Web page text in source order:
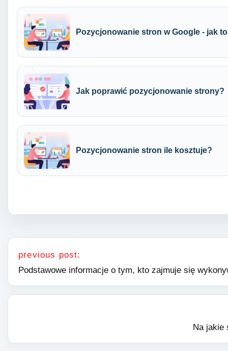
Pozycjonowanie stron w Google - jak
Jak poprawić pozycjonowanie strony?
Pozycjonowanie stron ile kosztuje?
Nawigacja wpisu
previous post:
Podstawowe informacje o tym, kto zajmuje się
Na jakie